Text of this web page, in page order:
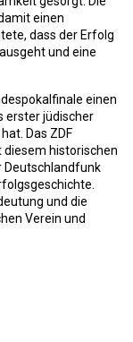
einen
dass der Erfolg
und eine
einen
erster jüdischer
Das ZDF
diesem historischen
Deutschlandfunk
und die
Verein und